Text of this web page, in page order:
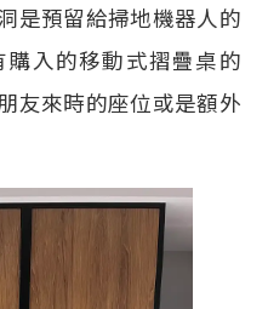
是預留給掃地機器人的
入的移動式摺疊桌的
友來時的座位或是額外